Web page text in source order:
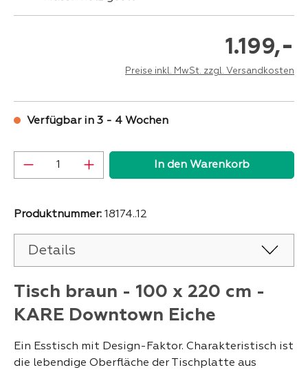
1.199,-
Preise inkl. MwSt. zzgl. Versandkosten
Verfügbar in 3 - 4 Wochen
Produkt Anzahl: Gib den gewünschten
In den Warenkorb
Produktnummer: 18174..12
Details
Tisch braun - 100 x 220 cm -
KARE Downtown Eiche
Ein Esstisch mit Design-Faktor. Charakteristisch ist
die lebendige Oberfläche der Tischplatte aus